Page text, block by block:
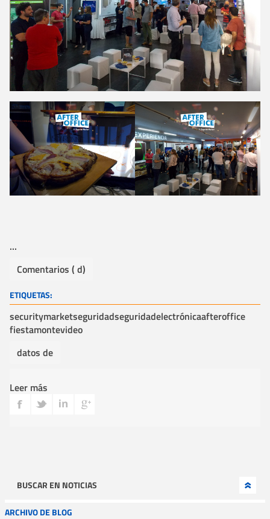
...
Comentarios ( d)
ETIQUETAS:
securitymarketseguridadseguridadelectrónicaafteroffice
fiestamontevideo
datos de
Leer más
BUSCAR EN NOTICIAS
ARCHIVO DE BLOG